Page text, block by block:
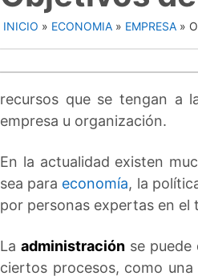
INICIO » ECONOMIA » EMPRESA »
recursos que se tengan a
empresa u organización.
En la actualidad existen
sea para economía, la
por personas expertas en el
La administraciónse puede
ciertos procesos, como una